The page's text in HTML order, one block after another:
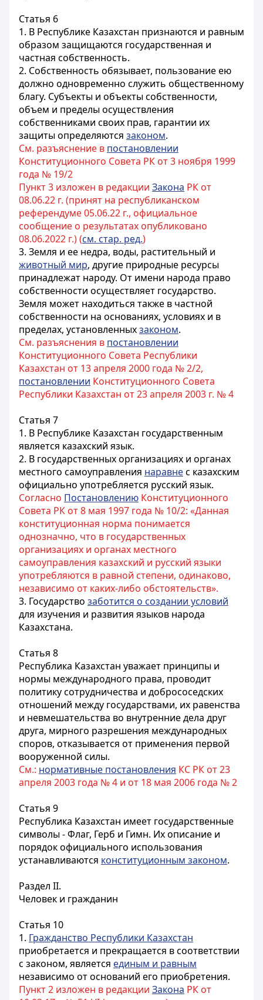
Статья 6
1. В Республике Казахстан признаются и равным
образом защищаются государственная и
частная собственность.
2. Собственность обязывает, пользование ею
должно одновременно служить общественному
благу. Субъекты и объекты собственности,
объем и пределы осуществления
собственниками своих прав, гарантии их
защиты определяются законом.
См. разъяснение в постановлении
Конституционного Совета РК от 3 ноября 1999
года № 19/2
Пункт 3 изложен в редакции Закона РК от
08.06.22 г. (принят на республиканском
референдуме 05.06.22 г., официальное
сообщение о результатах опубликовано
08.06.2022 г.) (см. стар. ред.)
3. Земля и ее недра, воды, растительный и
животный мир, другие природные ресурсы
принадлежат народу. От имени народа право
собственности осуществляет государство.
Земля может находиться также в частной
собственности на основаниях, условиях и в
пределах, установленныхзаконом.
См. разъяснения в постановлении
Конституционного Совета Республики
Казахстан от 13 апреля 2000 года № 2/2,
постановлении Конституционного Совета
Республики Казахстан от 23 апреля 2003 г. № 4
Статья 7
1. В Республике Казахстан государственным
является казахский язык.
2. В государственных организациях и органах
местного самоуправления наравнес казахским
официально употребляется русский язык.
Согласно Постановлению Конституционного
Совета РК от 8 мая 1997 года № 10/2: «Данная
конституционная норма понимается
однозначно, что в государственных
организациях и органах местного
самоуправления казахский и русский языки
употребляются в равной степени, одинаково,
независимо от каких-либо обстоятельств».
3. Государство заботится о создании условий
для изучения и развития языков народа
Казахстана.
Статья 8
Республика Казахстан уважает принципы и
нормы международного права, проводит
политику сотрудничества и добрососедских
отношений между государствами, их равенства
и невмешательства во внутренние дела друг
друга, мирного разрешения международных
споров, отказывается от применения первой
вооруженной силы.
См.: нормативные постановления КС РК от 23
апреля 2003 года № 4 и от 18 мая 2006 года № 2
Статья 9
Республика Казахстан имеет государственные
символы - Флаг, Герб и Гимн. Их описание и
порядок официального использования
устанавливаются конституционным законом.
Раздел II.
Человек и гражданин
Статья 10
1. Гражданство Республики Казахстан
приобретается и прекращается в соответствии
с законом, является единым и равным
независимо от оснований его приобретения.
Пункт 2 изложен в редакции Закона РК от